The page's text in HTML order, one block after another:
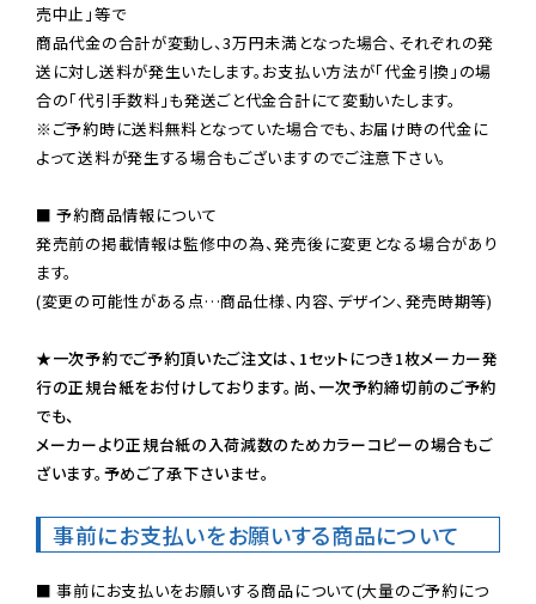
売中止」等で
商品代金の合計が変動し、3万円未満となった場合、それぞれの発
送に対し送料が発生いたします。お支払い方法が「代金引換」の場
※ご予約時に送料無料となっていた場合でも、お届け時の代金に
よって送料が発生する場合もございますのでご注意下さい。
■ 予約商品情報について
発売前の掲載情報は監修中の為、発売後に変更となる場合があり
ます。
(変更の可能性がある点…商品仕様、内容、デザイン、発売時期等)
★一次予約でご予約頂いたご注文は、1セットにつき1枚メーカー発
行の正規台紙をお付けしております。尚、一次予約締切前のご予約
でも、
メーカーより正規台紙の入荷減数のためカラーコピーの場合もご
ざいます。予めご了承下さいませ。
事前にお支払いをお願いする商品について
■ 事前にお支払いをお願いする商品について(大量のご予約につ